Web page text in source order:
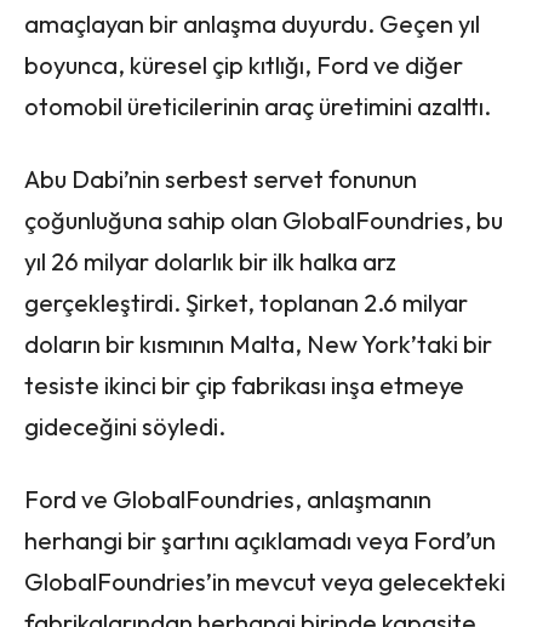
amaçlayan bir anlaşma duyurdu. Geçen yıl
boyunca, küresel çip kıtlığı, Ford ve diğer
otomobil üreticilerinin araç üretimini azalttı.
Abu Dabi’nin serbest servet fonunun
çoğunluğuna sahip olan GlobalFoundries, bu
yıl 26 milyar dolarlık bir ilk halka arz
gerçekleştirdi. Şirket, toplanan 2.6 milyar
doların bir kısmının Malta, New York’taki bir
tesiste ikinci bir çip fabrikası inşa etmeye
gideceğini söyledi.
Ford ve GlobalFoundries, anlaşmanın
herhangi bir şartını açıklamadı veya Ford’un
GlobalFoundries’in mevcut veya gelecekteki